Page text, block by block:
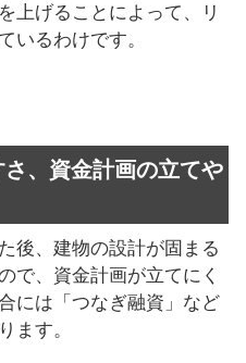
上げることによって、リ
いるわけです。
、資金計画の立てや
後、建物の設計が固まる
で、資金計画が立てにく
には「つなぎ融資」など
ます。